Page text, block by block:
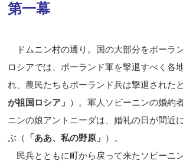
第一幕
ドムニン村の通り。国の大部分をポーラ
ロシアでは、ポーランド軍を撃退すべく各
れ、農民たちもポーランド兵は撃退された
が祖国ロシア」 ）。軍人ソビーニンの婚約
ニンの娘アントニーダは、婚礼の日が間近
ぶ（
「ああ、私の野原」 ）。
民兵とともに町から戻って来たソビーニ